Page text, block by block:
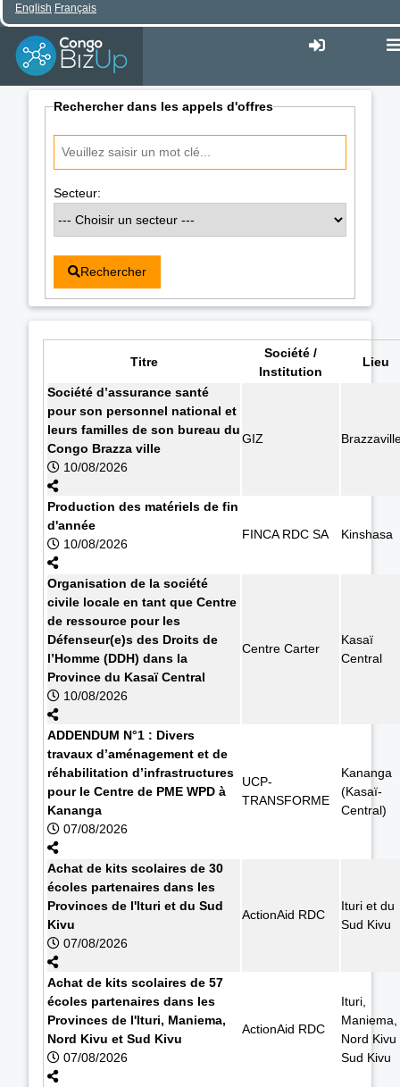
English Français
Rechercher dans les appels d'offres
Secteur:
Rechercher
Titre
Société /
Institution
Lieu
Société d’assurance santé
pour son personnel national et
leurs familles de son bureau du
Congo Brazza ville
10/08/2026
GIZ
Production des matériels de fin
d'année
10/08/2026
FINCA RDC SA Kinshasa
Organisation de la société
civile locale en tant que Centre
de ressource pour les
Défenseur(e)s des Droits de
l’Homme (DDH) dans la
Province du Kasaï Central
10/08/2026
Centre Carter
Kasaï
Central
ADDENDUM N°1 : Divers
travaux d’aménagement et de
réhabilitation d’infrastructures
pour le Centre de PME WPD à
Kananga
07/08/2026
UCP-
TRANSFORME
Kananga
(Kasaï-
Central)
Achat de kits scolaires de 30
écoles partenaires dans les
Provinces de l'Ituri et du Sud
Kivu
07/08/2026
ActionAid RDC
Ituri et du
Sud Kivu
Achat de kits scolaires de 57
écoles partenaires dans les
Provinces de l'Ituri, Maniema,
Nord Kivu et Sud Kivu
07/08/2026
ActionAid RDC
Ituri,
Maniema,
Nord Kivu
Sud Kivu